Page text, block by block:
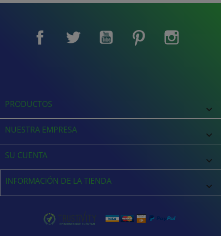
Facebook Twitter YouTube Pinterest
PRODUCTOS 
NUESTRA EMPRESA 
SU CUENTA 
INFORMACIÓN DE LA TIENDA keyboard_arrow_down